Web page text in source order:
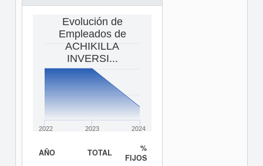
Evolución de
Empleados de
ACHIKILLA
INVERSI...
2022 2023 2024
AÑO TOTAL
%
FIJOS